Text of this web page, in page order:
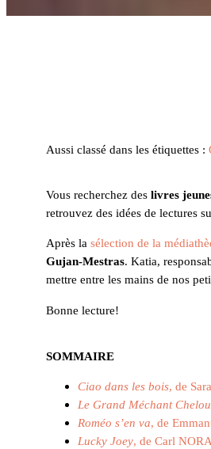
Aussi classé dans les étiquettes :
Vous recherchez des livres
retrouvez des idées de lectures
Après la sélection de la
Gujan-Mestras. Katia,
mettre entre les mains de nos
Bonne lecture!
SOMMAIRE
Ciao dans les bois, de
Le Grand Méchant Chelou
Roméo s’en va, de
Lucky Joey, de Carl